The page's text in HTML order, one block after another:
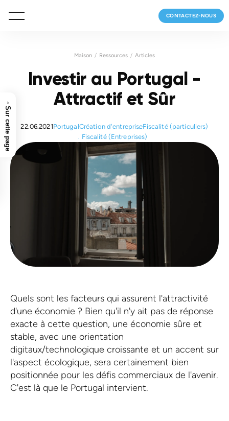
CONTACTEZ-NOUS
Maison Ressources Articles
Investir au Portugal -
Attractif et Sûr
22.06.2021PortugalCréation d'entrepriseFiscalité (particuliers)
Fiscalité (Entreprises)
Quels sont les facteurs qui assurent l'attractivité
d'une économie ? Bien qu'il n'y ait pas de réponse
exacte à cette question, une économie sûre et
stable, avec une orientation
digitaux/technologique croissante et un accent sur
l'aspect écologique, sera certainement bien
positionnée pour les défis commerciaux de l'avenir.
C'est là que le Portugal intervient.
›
Sur cette page